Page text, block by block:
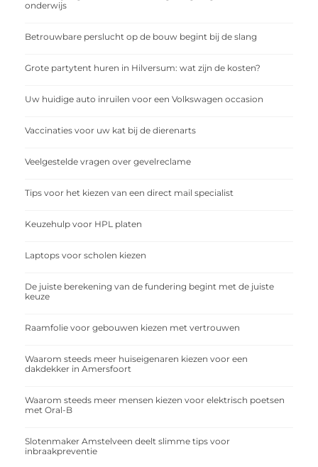
onderwijs
Betrouwbare perslucht op de bouw begint bij de slang
Grote partytent huren in Hilversum: wat zijn de kosten?
Uw huidige auto inruilen voor een Volkswagen occasion
Vaccinaties voor uw kat bij de dierenarts
Veelgestelde vragen over gevelreclame
Tips voor het kiezen van een direct mail specialist
Keuzehulp voor HPL platen
Laptops voor scholen kiezen
De juiste berekening van de fundering begint met de juiste
keuze
Raamfolie voor gebouwen kiezen met vertrouwen
Waarom steeds meer huiseigenaren kiezen voor een
dakdekker in Amersfoort
Waarom steeds meer mensen kiezen voor elektrisch poetsen
met Oral-B
Slotenmaker Amstelveen deelt slimme tips voor
inbraakpreventie